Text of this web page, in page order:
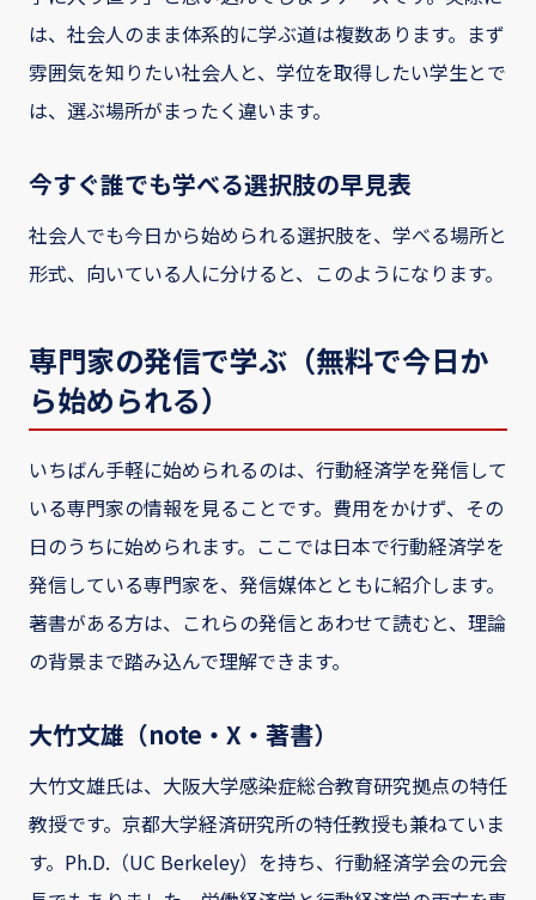
は、社会人のまま体系的に学ぶ道は複数あります。まず
雰囲気を知りたい社会人と、学位を取得したい学生とで
は、選ぶ場所がまったく違います。
今すぐ誰でも学べる選択肢の早見表
社会人でも今日から始められる選択肢を、学べる場所と
形式、向いている人に分けると、このようになります。
専門家の発信で学ぶ（無料で今日か
ら始められる）
いちばん手軽に始められるのは、行動経済学を発信して
いる専門家の情報を見ることです。費用をかけず、その
日のうちに始められます。ここでは日本で行動経済学を
発信している専門家を、発信媒体とともに紹介します。
著書がある方は、これらの発信とあわせて読むと、理論
の背景まで踏み込んで理解できます。
大竹文雄（note・X・著書）
大竹文雄氏は、大阪大学感染症総合教育研究拠点の特任
教授です。京都大学経済研究所の特任教授も兼ねていま
す。Ph.D.（UC Berkeley）を持ち、行動経済学会の元会